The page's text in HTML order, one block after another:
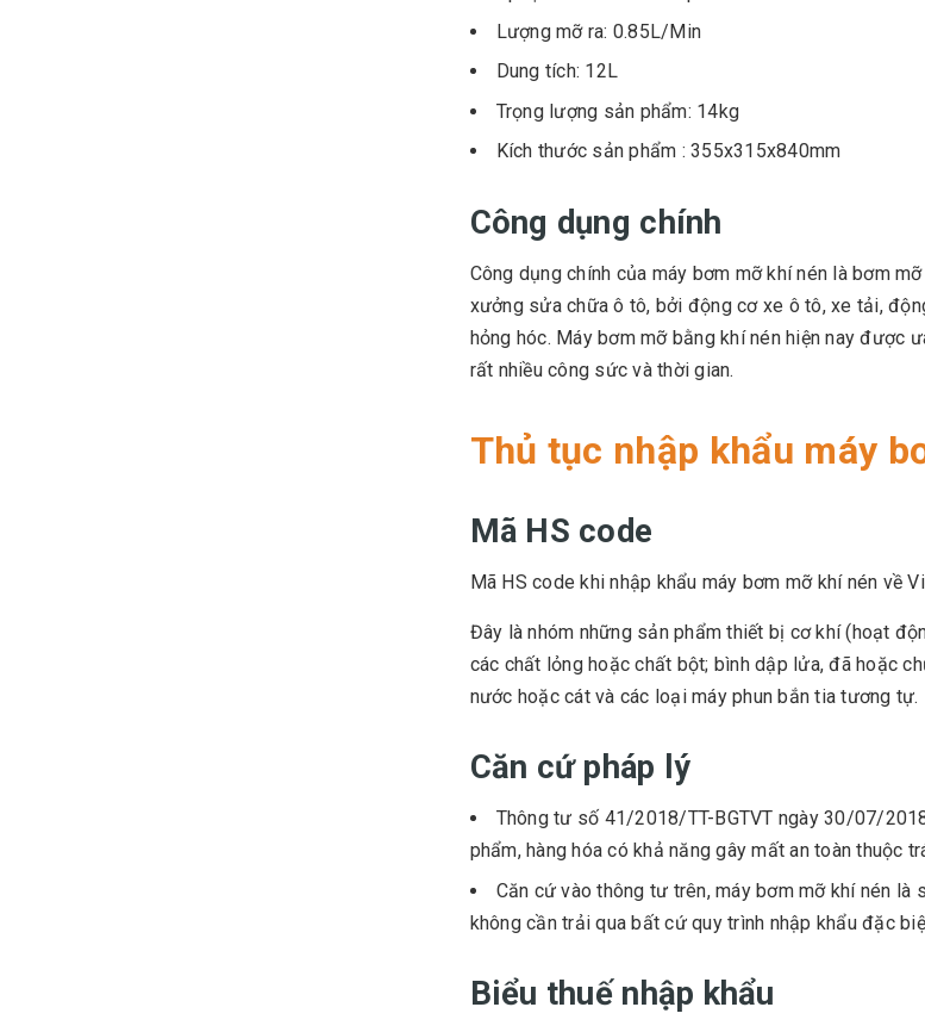
Lượng mỡ ra: 0.85L/Min
Dung tích: 12L
Trọng lượng sản phẩm: 14kg
Kích thước sản phẩm : 355x315x840mm
Công dụng chính
Công dụng chính của máy bơm mỡ khí nén là bơm
xưởng sửa chữa ô tô, bởi động cơ xe ô tô, xe tải,
hỏng hóc. Máy bơm mỡ bằng khí nén hiện nay được
rất nhiều công sức và thời gian.
Thủ tục nhập khẩu máy
Mã HS code
Mã HS code khi nhập khẩu máy bơm mỡ khí nén về
Đây là nhóm những sản phẩm thiết bị cơ khí (hoạt
các chất lỏng hoặc chất bột; bình dập lửa, đã hoặc
nước hoặc cát và các loại máy phun bắn tia tương tự.
Căn cứ pháp lý
Thông tư số 41/2018/TT-BGTVT ngày 30/07/
phẩm, hàng hóa có khả năng gây mất an toàn thuộc
Căn cứ vào thông tư trên, máy bơm mỡ khí nén là
không cần trải qua bất cứ quy trình nhập khẩu đặc
Biểu thuế nhập khẩu